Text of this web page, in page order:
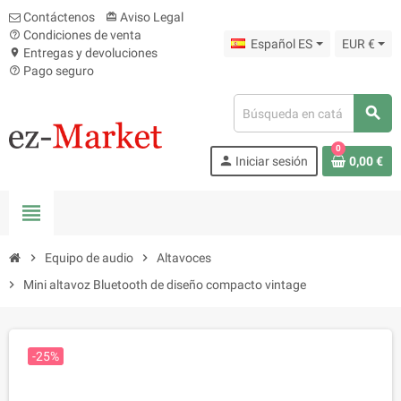
Contáctenos card_giftcard Aviso Legal
help_outline Condiciones de venta
location_on Entregas y devoluciones
help_outline Pago seguro
Español ES EUR €
search
person Iniciar sesión
0
0,00 €
view_headline
chevron_right Equipo de audio chevron_right
Altavoces
chevron_right
Mini altavoz Bluetooth de diseño compacto vintage
-25%